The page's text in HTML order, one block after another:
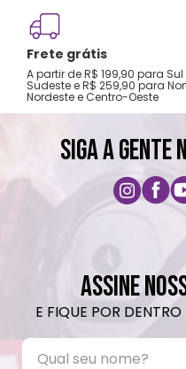
Frete grátis
A partir de R$ 199,90 para Sul
Sudeste e R$ 259,90 para
Nordeste e Centro-Oeste
SIGA A GENTE
ASSINE
E FIQUE POR